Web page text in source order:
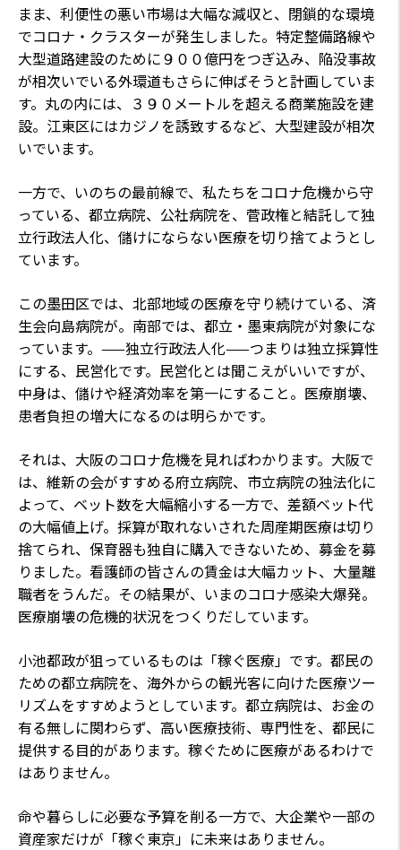
まま、利便性の悪い市場は大幅な減収と、閉鎖的な環境
でコロナ・クラスターが発生しました。特定整備路線や
大型道路建設のために９００億円をつぎ込み、陥没事故
が相次いでいる外環道もさらに伸ばそうと計画していま
す。丸の内には、３９０メートルを超える商業施設を建
設。江東区にはカジノを誘致するなど、大型建設が相次
いでいます。
一方で、いのちの最前線で、私たちをコロナ危機から守
っている、都立病院、公社病院を、菅政権と結託して独
立行政法人化、儲けにならない医療を切り捨てようとし
ています。
この墨田区では、北部地域の医療を守り続けている、済
生会向島病院が。南部では、都立・墨東病院が対象にな
っています。——独立行政法人化——つまりは独立採算性
にする、民営化です。民営化とは聞こえがいいですが、
中身は、儲けや経済効率を第一にすること。医療崩壊、
患者負担の増大になるのは明らかです。
それは、大阪のコロナ危機を見ればわかります。大阪で
は、維新の会がすすめる府立病院、市立病院の独法化に
よって、ベット数を大幅縮小する一方で、差額ベット代
の大幅値上げ。採算が取れないされた周産期医療は切り
捨てられ、保育器も独自に購入できないため、募金を募
りました。看護師の皆さんの賃金は大幅カット、大量離
職者をうんだ。その結果が、いまのコロナ感染大爆発。
医療崩壊の危機的状況をつくりだしています。
小池都政が狙っているものは「稼ぐ医療」です。都民の
ための都立病院を、海外からの観光客に向けた医療ツー
リズムをすすめようとしています。都立病院は、お金の
有る無しに関わらず、高い医療技術、専門性を、都民に
提供する目的があります。稼ぐために医療があるわけで
はありません。
命や暮らしに必要な予算を削る一方で、大企業や一部の
資産家だけが「稼ぐ東京」に未来はありません。